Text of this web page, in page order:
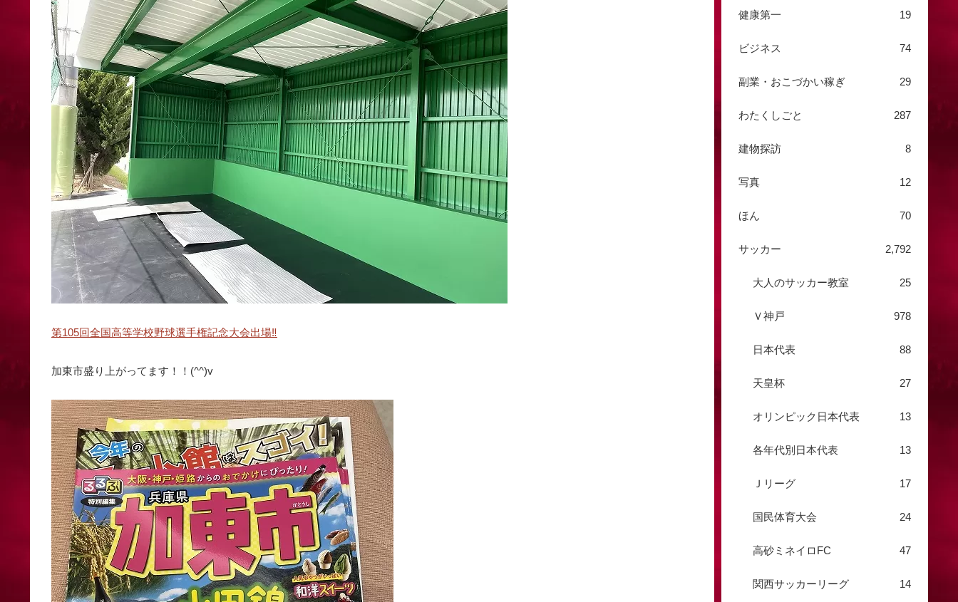
第105回全国高等学校野球選手権記念大会出場‼
加東市盛り上がってます！！(^^)v
健康第一 19
ビジネス 74
副業・おこづかい稼ぎ 29
わたくしごと 287
建物探訪 8
写真 12
ほん 70
サッカー 2,792
大人のサッカー教室 25
Ｖ神戸 978
日本代表 88
天皇杯 27
オリンピック日本代表 13
各年代別日本代表 13
Ｊリーグ 17
国民体育大会 24
高砂ミネイロFC 47
関西サッカーリーグ 14